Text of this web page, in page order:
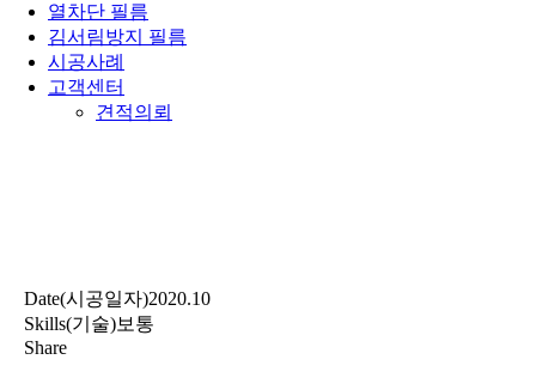
열차단 필름
김서림방지 필름
시공사례
고객센터
견적의뢰
Date(시공일자)2020.10
Skills(기술)보통
Share